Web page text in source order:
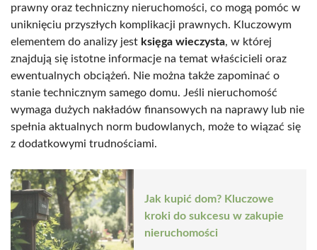
prawny oraz techniczny nieruchomości, co mogą pomóc w
uniknięciu przyszłych komplikacji prawnych. Kluczowym
elementem do analizy jest księga wieczysta, w której
znajdują się istotne informacje na temat właścicieli oraz
ewentualnych obciążeń. Nie można także zapominać o
stanie technicznym samego domu. Jeśli nieruchomość
wymaga dużych nakładów finansowych na naprawy lub nie
spełnia aktualnych norm budowlanych, może to wiązać się
z dodatkowymi trudnościami.
Jak kupić dom? Kluczowe
kroki do sukcesu w zakupie
nieruchomości